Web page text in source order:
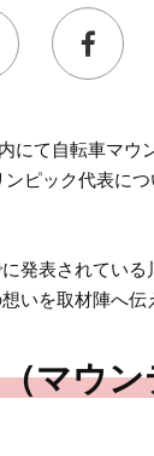
にて自転車マウ
ピック代表に
発表されてい
いを取材陣へ伝
マウ